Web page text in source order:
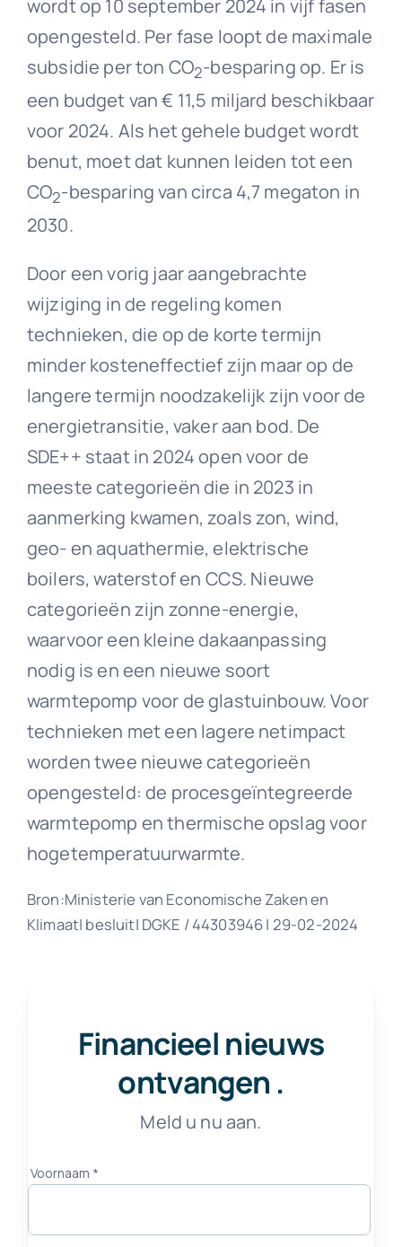
wordt op 10 september 2024 in vijf fasen
opengesteld. Per fase loopt de maximale
subsidie per ton CO2-besparing op. Er is
een budget van € 11,5 miljard beschikbaar
voor 2024. Als het gehele budget wordt
benut, moet dat kunnen leiden tot een
CO2-besparing van circa 4,7 megaton in
2030.
Door een vorig jaar aangebrachte
wijziging in de regeling komen
technieken, die op de korte termijn
minder kosteneffectief zijn maar op de
langere termijn noodzakelijk zijn voor de
energietransitie, vaker aan bod. De
SDE++ staat in 2024 open voor de
meeste categorieën die in 2023 in
aanmerking kwamen, zoals zon, wind,
geo- en aquathermie, elektrische
boilers, waterstof en CCS. Nieuwe
categorieën zijn zonne-energie,
waarvoor een kleine dakaanpassing
nodig is en een nieuwe soort
warmtepomp voor de glastuinbouw. Voor
technieken met een lagere netimpact
worden twee nieuwe categorieën
opengesteld: de procesgeïntegreerde
warmtepomp en thermische opslag voor
hogetemperatuurwarmte.
Bron:Ministerie van Economische Zaken en
Klimaat| besluit| DGKE / 44303946 | 29-02-2024
Financieel nieuws
ontvangen .
Meld u nu aan.